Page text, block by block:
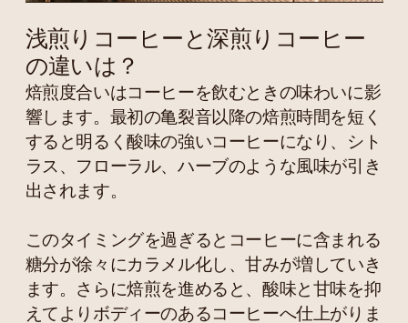
浅煎りコーヒーと深煎りコーヒー
の違いは？
焙煎度合いはコーヒーを飲むときの味わいに影
響します。最初の亀裂音以降の焙煎時間を短く
すると明るく酸味の強いコーヒーになり、シト
ラス、フローラル、ハーブのような風味が引き
出されます。
このタイミングを過ぎるとコーヒーに含まれる
糖分が徐々にカラメル化し、甘みが増していき
ます。さらに焙煎を進めると、酸味と甘味を抑
えてよりボディーのあるコーヒーへ仕上がりま